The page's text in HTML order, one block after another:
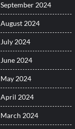
September 2024
August 2024
July 2024
June 2024
May 2024
April 2024
March 2024